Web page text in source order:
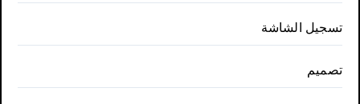
تسجيل الشاشة
تصميم